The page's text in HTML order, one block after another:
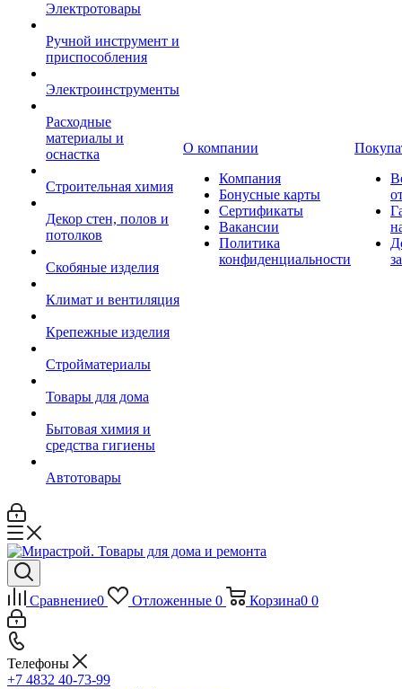
Электротовары
Ручной инструмент и
приспособления
Электроинструменты
Расходные
материалы и
оснастка
Строительная химия
Декор стен, полов и
потолков
Скобяные изделия
Климат и вентиляция
Крепежные изделия
Стройматериалы
Товары для дома
Бытовая химия и
средства гигиены
Автотовары
О компании
Компания
Бонусные карты
Сертификаты
Вакансии
Политика
конфиденциальности
Сравнение0 Отложенные 0 Корзина0 0
Телефоны
+7 4832 40-73-99